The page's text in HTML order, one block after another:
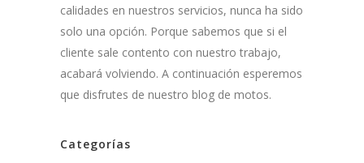
calidades en nuestros servicios, nunca ha sido
solo una opción. Porque sabemos que si el
cliente sale contento con nuestro trabajo,
acabará volviendo. A continuación esperemos
que disfrutes de nuestro blog de motos.
Categorías